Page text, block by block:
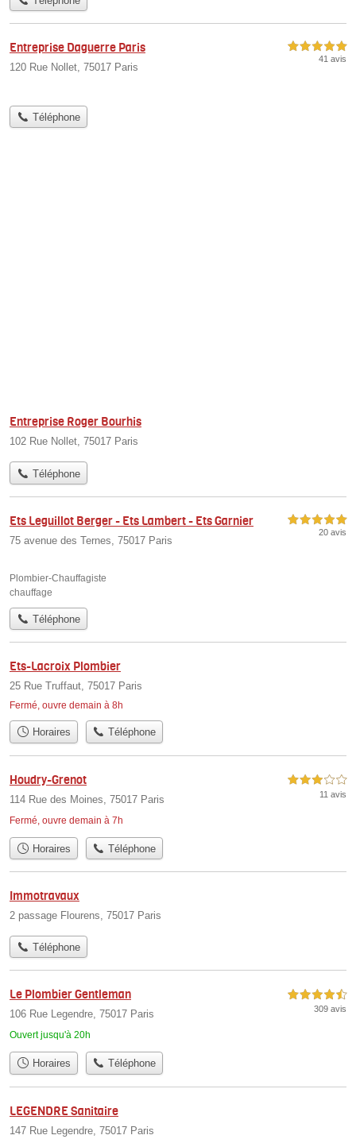
Entreprise Daguerre Paris
120 Rue Nollet, 75017 Paris
5,0 étoiles sur 5
41 avis
Téléphone
Entreprise Roger Bourhis
102 Rue Nollet, 75017 Paris
Téléphone
Ets Leguillot Berger - Ets Lambert - Ets Garnier
75 avenue des Ternes, 75017 Paris
5,0 étoiles sur 5
20 avis
Plombier-Chauffagiste
chauffage
Téléphone
Ets-Lacroix Plombier
25 Rue Truffaut, 75017 Paris
Fermé, ouvre demain à 8h
Horaires Téléphone
Houdry-Grenot
114 Rue des Moines, 75017 Paris
Fermé, ouvre demain à 7h
3,0 étoiles sur 5
11 avis
Horaires Téléphone
Immotravaux
2 passage Flourens, 75017 Paris
Téléphone
Le Plombier Gentleman
106 Rue Legendre, 75017 Paris
Ouvert jusqu'à 20h
4,5 étoiles sur 5
309 avis
Horaires Téléphone
LEGENDRE Sanitaire
147 Rue Legendre, 75017 Paris